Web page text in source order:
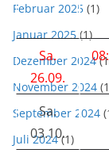
Sa.
26.09.
Sa.
03.10.
Februar 2025 (1)
Januar 2025(1)
Dezember 2024
November 2024
September 2024
Juli 2024(1)